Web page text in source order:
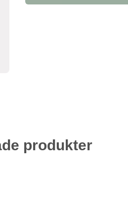
produkter